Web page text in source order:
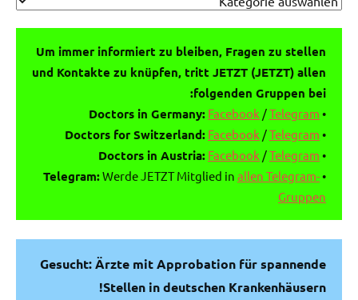
Um immer informiert zu bleiben, Fragen zu stellen
und Kontakte zu knüpfen, tritt JETZT (JETZT) allen
folgenden Gruppen bei:
•
Doctors in Germany: Facebook /Telegram
•
Doctors for Switzerland: Facebook /Telegram
•
Doctors in Austria: Facebook /Telegram
•
Telegram:Werde JETZT Mitglied in allen Telegram-
Gruppen
Gesucht: Ärzte mit Approbation für spannende
Stellen in deutschen Krankenhäusern!